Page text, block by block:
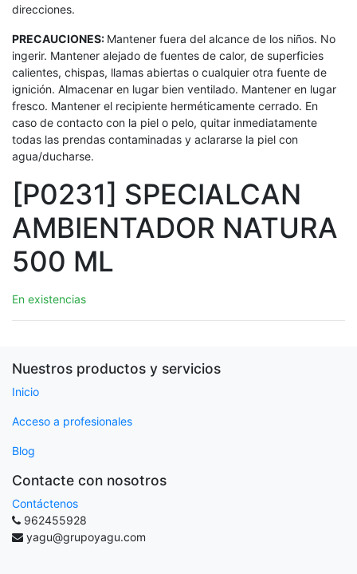
direcciones.
PRECAUCIONES: Mantener fuera del alcance de los niños. No
ingerir. Mantener alejado de fuentes de calor, de superficies
calientes, chispas, llamas abiertas o cualquier otra fuente de
ignición. Almacenar en lugar bien ventilado. Mantener en lugar
fresco. Mantener el recipiente herméticamente cerrado. En
caso de contacto con la piel o pelo, quitar inmediatamente
todas las prendas contaminadas y aclararse la piel con
agua/ducharse.
[P0231] SPECIALCAN
AMBIENTADOR NATURA
500 ML
En existencias
Nuestros productos y servicios
Inicio
Acceso a profesionales
Blog
Contacte con nosotros
Contáctenos
962455928
yagu@grupoyagu.com